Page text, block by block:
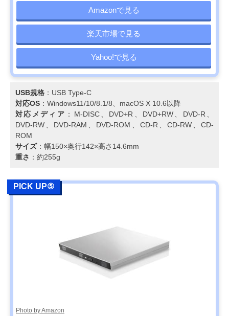
Amazonで見る
楽天市場で見る
Yahoo!で見る
USB規格 ：USB Type-C
対応OS ：Windows11/10/8.1/8、macOS X 10.6以降
対応メディア ：M-DISC、DVD+R、DVD+RW、DVD-R、
DVD-RW、DVD-RAM、DVD-ROM、CD-R、CD-RW、CD-
ROM
サイズ：幅150×奥行142×高さ14.6mm
重さ ：約255g
PICK UP⑤
Photo by Amazon